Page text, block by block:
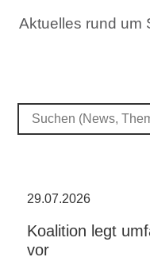
Aktuelles rund um
29.07.2026
Koalition legt
vor